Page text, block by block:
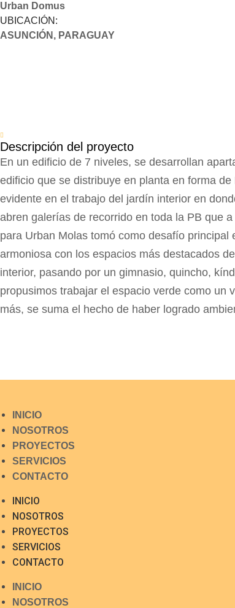
Urban Domus
UBICACIÓN:
ASUNCIÓN, PARAGUAY
Descripción del proyecto
En un edificio de 7 niveles, se desarrollan
edificio que se distribuye en planta en forma
evidente en el trabajo del jardín interior en
abren galerías de recorrido en toda la PB que
para Urban Molas tomó como desafío
armoniosa con los espacios más destacados
interior, pasando por un gimnasio, quincho,
propusimos trabajar el espacio verde como un
más, se suma el hecho de haber logrado
INICIO
NOSOTROS
PROYECTOS
SERVICIOS
CONTACTO
INICIO
NOSOTROS
PROYECTOS
SERVICIOS
CONTACTO
INICIO
NOSOTROS